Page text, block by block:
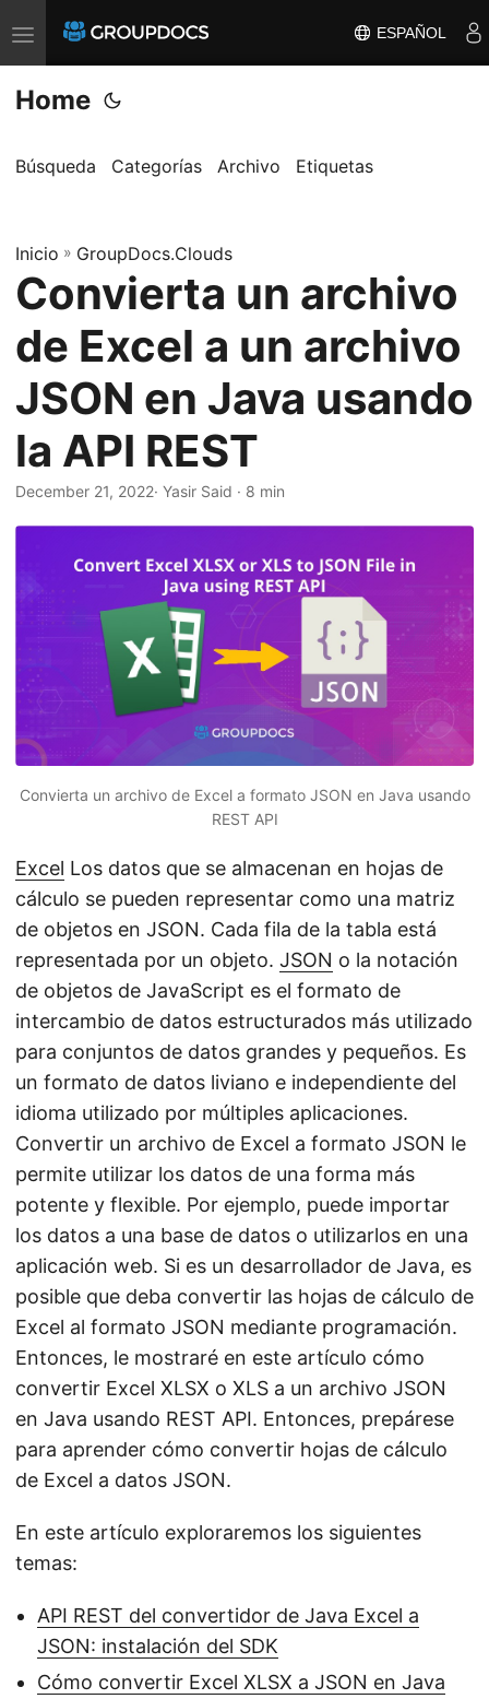
T
o
g
l
a
v
i
g
t
i
o
n
ESPAÑOL
Home
Búsqueda Categorías Archivo Etiquetas
Inicio » GroupDocs.Clouds
Convierta un archivo
de Excel a un archivo
JSON en Java usando
la API REST
December 21, 2022· Yasir Said · 8 min
Convierta un archivo de Excel a formato JSON en Java usando
REST API
Excel Los datos que se almacenan en hojas de
cálculo se pueden representar como una matriz
de objetos en JSON. Cada fila de la tabla está
representada por un objeto. JSON o la notación
de objetos de JavaScript es el formato de
intercambio de datos estructurados más utilizado
para conjuntos de datos grandes y pequeños. Es
un formato de datos liviano e independiente del
idioma utilizado por múltiples aplicaciones.
Convertir un archivo de Excel a formato JSON le
permite utilizar los datos de una forma más
potente y flexible. Por ejemplo, puede importar
los datos a una base de datos o utilizarlos en una
aplicación web. Si es un desarrollador de Java, es
posible que deba convertir las hojas de cálculo de
Excel al formato JSON mediante programación.
Entonces, le mostraré en este artículo cómo
convertir Excel XLSX o XLS a un archivo JSON
en Java usando REST API. Entonces, prepárese
para aprender cómo convertir hojas de cálculo
de Excel a datos JSON.
En este artículo exploraremos los siguientes
temas:
API REST del convertidor de Java Excel a
JSON: instalación del SDK
Cómo convertir Excel XLSX a JSON en Java